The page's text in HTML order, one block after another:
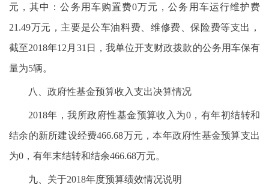
元，其中：公务用车购置费0万元，公务用车运行维护费
21.49万元，主要是公车油料费、维修费、保险费等支出，
截至2018年12月31日，我单位开支财政拨款的公务用车保有
量为5辆。
八、政府性基金预算收入支出决算情况
2018年，我所政府性基金预算收入为0，有年初结转和
结余的新所建设经费466.68万元，本年政府性基金预算支出
为0，有年末结转和结余466.68万元。
九、关于2018年度预算绩效情况说明